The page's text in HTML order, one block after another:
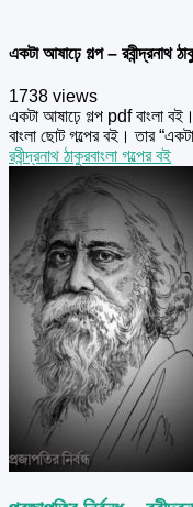
একটা আষাঢ়ে গল্প – রবীন্দ্রনাথ
1738 views
একটা আষাঢ়ে গল্প pdf বাংলা
বাংলা ছোট গল্পের বই। তার
রবীন্দ্রনাথ ঠাকুরবাংলা গল্পের বই